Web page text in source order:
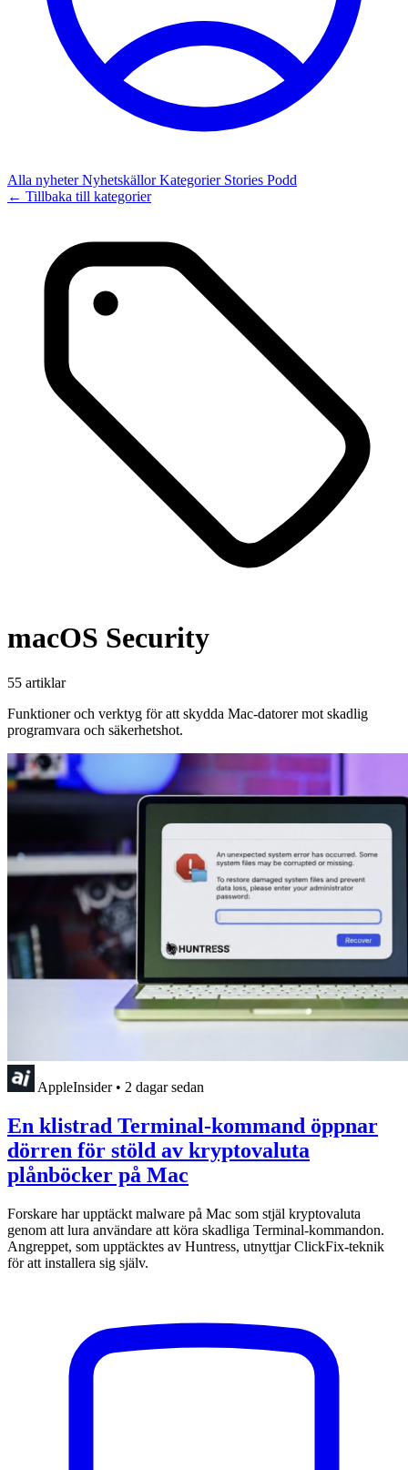
Alla nyheterNyhetskällorKategorier Stories Podd
← Tillbaka till kategorier
macOS Security
55 artiklar
Funktioner och verktyg för att skydda Mac-datorer mot skadlig
programvara och säkerhetshot.
AppleInsider • 2 dagar sedan
En klistrad Terminal-kommand öppnar
dörren för stöld av kryptovaluta
plånböcker på Mac
Forskare har upptäckt malware på Mac som stjäl kryptovaluta
genom att lura användare att köra skadliga Terminal-kommandon.
Angreppet, som upptäcktes av Huntress, utnyttjar ClickFix-teknik
för att installera sig själv.